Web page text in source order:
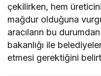
çekilirken, hem
mağdur olduğuna vurgu
aracıların bu
bakanlığı ile
etmesi gerektiğini